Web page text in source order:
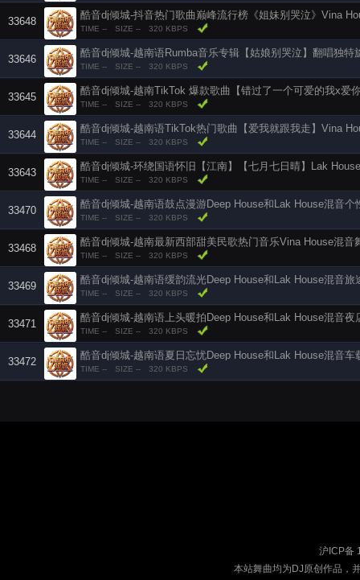
33648
TIME -- SIZE -- 320 KBPS
33646
TIME -- SIZE -- 320 KBPS
33645
TIME -- SIZE -- 320 KBPS
33644
酷音dj倾城-越南语TikTok热门歌曲【爱我就跟我走】Vina
TIME -- SIZE -- 320 KBPS
33643
酷音dj倾城-环绕国语怀旧【江南】【七月七日晴】Lak
TIME -- SIZE -- 320 KBPS
33470
TIME -- SIZE -- 320 KBPS
33468
酷音dj倾城-越南最新西部甜美民歌热门音乐Vina House混音
TIME -- SIZE -- 320 KBPS
33469
TIME -- SIZE -- 320 KBPS
33471
TIME -- SIZE -- 320 KBPS
33472
TIME -- SIZE -- 320 KBPS
沪ICP备
本站舞曲均为DJ原创作品，